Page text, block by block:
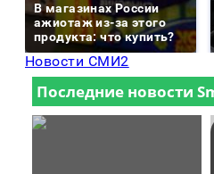
В магазинах России
ажиотаж из-за этого
продукта: что купить?
Новости СМИ2